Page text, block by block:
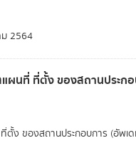
2564
ผนที่ ที่ตั้ง ของสถานประก
ง ของสถานประกอบการ (อัพเ